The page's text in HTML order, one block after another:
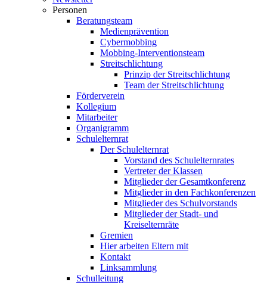
Personen
Beratungsteam
Medienprävention
Cybermobbing
Mobbing-Interventionsteam
Streitschlichtung
Prinzip der Streitschlichtung
Team der Streitschlichtung
Förderverein
Kollegium
Mitarbeiter
Organigramm
Schulelternrat
Der Schulelternrat
Vorstand des Schulelternrates
Vertreter der Klassen
Mitglieder der Gesamtkonferenz
Mitglieder in den Fachkonferenzen
Mitglieder des Schulvorstands
Mitglieder der Stadt- und
Kreiselternräte
Gremien
Hier arbeiten Eltern mit
Kontakt
Linksammlung
Schulleitung